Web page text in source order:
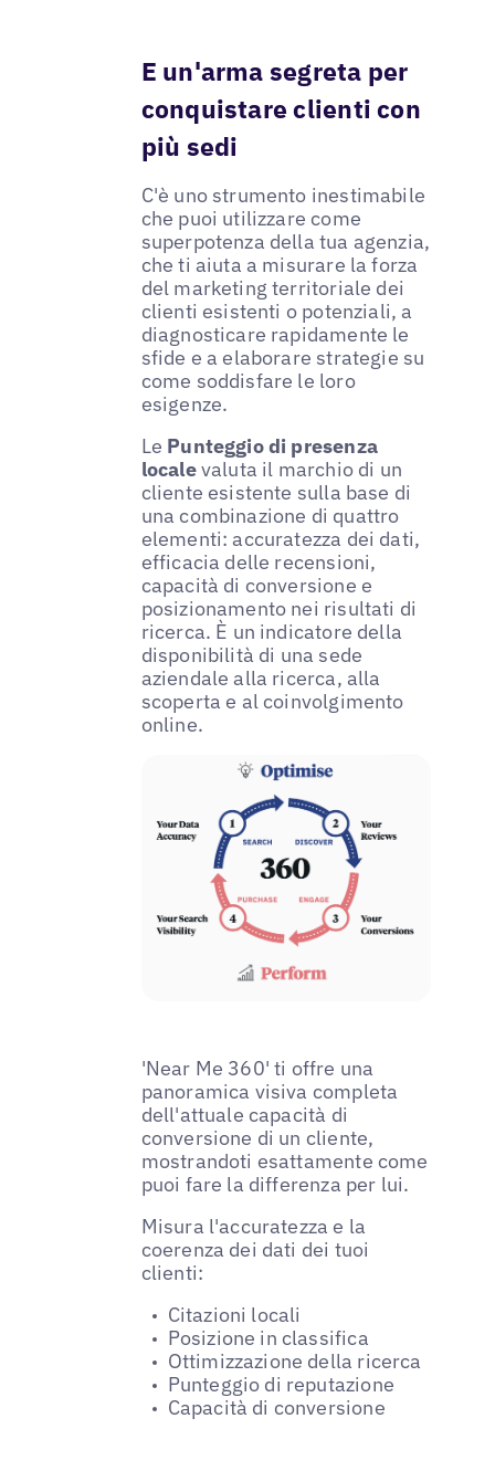
E un'arma segreta per
conquistare clienti con
più sedi
C'è uno strumento inestimabile
che puoi utilizzare come
superpotenza della tua agenzia,
che ti aiuta a misurare la forza
del marketing territoriale dei
clienti esistenti o potenziali, a
diagnosticare rapidamente le
sfide e a elaborare strategie su
come soddisfare le loro
esigenze.
Le Punteggio di presenza
localevaluta il marchio di un
cliente esistente sulla base di
una combinazione di quattro
elementi: accuratezza dei dati,
efficacia delle recensioni,
capacità di conversione e
posizionamento nei risultati di
ricerca. È un indicatore della
disponibilità di una sede
aziendale alla ricerca, alla
scoperta e al coinvolgimento
online.
'Near Me 360' ti offre una
panoramica visiva completa
dell'attuale capacità di
conversione di un cliente,
mostrandoti esattamente come
puoi fare la differenza per lui.
Misura l'accuratezza e la
coerenza dei dati dei tuoi
clienti:
Citazioni locali
Posizione in classifica
Ottimizzazione della ricerca
Punteggio di reputazione
Capacità di conversione